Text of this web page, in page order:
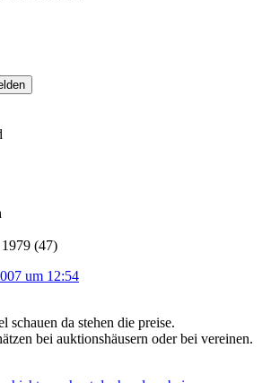
(47)
um 12:54
schauen da stehen die preise.
bei auktionshäusern oder bei vereinen.